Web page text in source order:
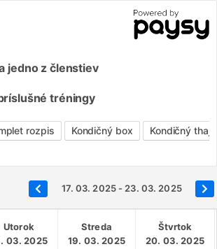
jedno z členstiev
tréningy
rozpis Kondičný box Kondičný
17. 03. 2025 - 23. 03. 2025
Utorok
03. 2025
Streda
19. 03. 2025
Štvrtok
20. 03. 2025